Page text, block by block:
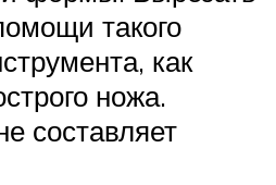
такого
как
ножа.
составляет